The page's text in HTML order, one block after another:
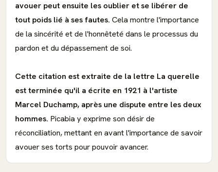
avouer peut ensuite les oublier et se libérer de
tout poids lié à ses fautes. Cela montre l'importance
de la sincérité et de l'honnêteté dans le processus du
pardon et du dépassement de soi.
Cette citation est extraite de la lettre La querelle
est terminée qu'il a écrite en 1921 à l'artiste
Marcel Duchamp, après une dispute entre les deux
hommes. Picabia y exprime son désir de
réconciliation, mettant en avant l'importance de savoir
avouer ses torts pour pouvoir avancer.